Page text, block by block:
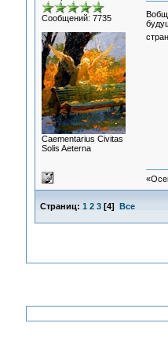
Сообщений: 7735
Сaementarius Civitas
Solis Aeterna
Страниц: 1 2 3[4] Все